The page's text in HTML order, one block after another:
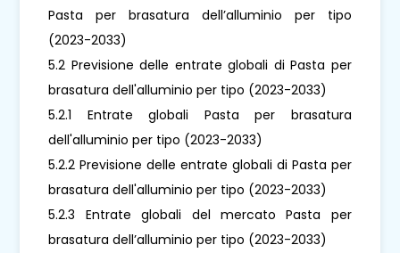
Pasta per brasatura dell’alluminio per tipo
(2023-2033)
5.2 Previsione delle entrate globali di Pasta per
brasatura dell'alluminio per tipo (2023-2033)
5.2.1 Entrate globali Pasta per brasatura
dell'alluminio per tipo (2023-2033)
5.2.2 Previsione delle entrate globali di Pasta per
brasatura dell'alluminio per tipo (2023-2033)
5.2.3 Entrate globali del mercato Pasta per
brasatura dell’alluminio per tipo (2023-2033)